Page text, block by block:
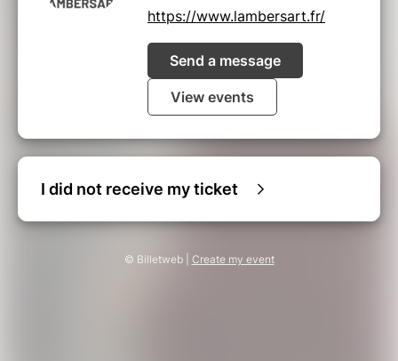
https://www.lambersart.fr/
Send a message
View events
I did not receive my ticket
© Billetweb | Create my event